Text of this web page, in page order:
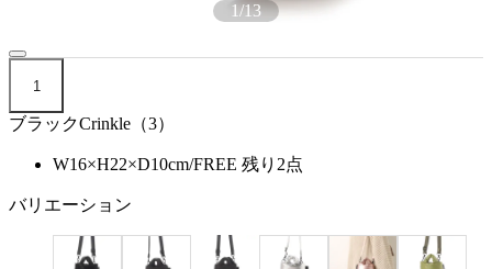
1/13
1
ブラックCrinkle（3）
W16×H22×D10cm/FREE 残り2点
バリエーション